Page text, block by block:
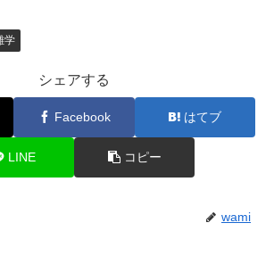
学
シェアする
Facebook はてブ
LINE コピー
wami